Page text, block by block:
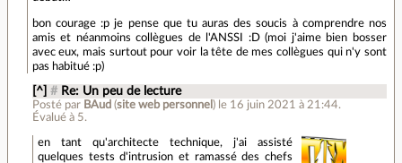
bon courage :p je pense que tu auras des soucis à comprendre nos
amis et néanmoins collègues de l'ANSSI :D (moi j'aime bien bosser
avec eux, mais surtout pour voir la tête de mes collègues qui n'y sont
pas habitué :p)
[^] # Re: Un peu de lecture
Posté par BAud (site web personnel ) le 16 juin 2021 à 21:44.
Évalué à 5.
en tant qu'architecte technique, j'ai assisté
quelques tests d'intrusion et ramassé des chefs